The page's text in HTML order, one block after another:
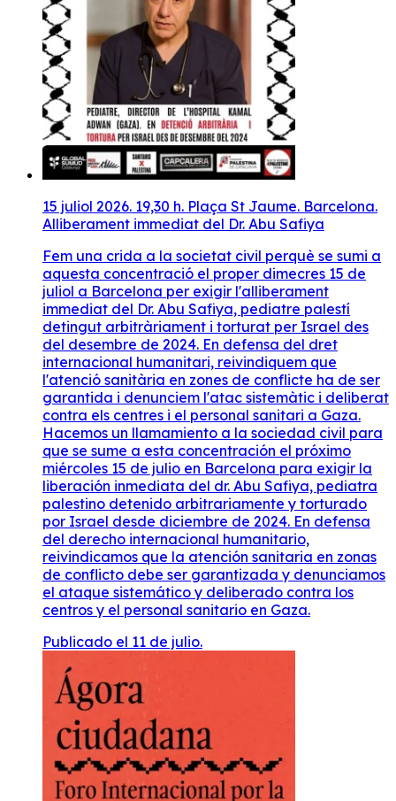
15 juliol 2026. 19,30 h. Plaça St Jaume. Barcelona.
Alliberament immediat del Dr. Abu Safiya
Fem una crida a la societat civil perquè se sumi a
aquesta concentració el proper dimecres 15 de
juliol a Barcelona per exigir l'alliberament
immediat del Dr. Abu Safiya, pediatre palestí
detingut arbitràriament i torturat per Israel des
del desembre de 2024. En defensa del dret
internacional humanitari, reivindiquem que
l'atenció sanitària en zones de conflicte ha de ser
garantida i denunciem l'atac sistemàtic i deliberat
contra els centres i el personal sanitari a Gaza.
Hacemos un llamamiento a la sociedad civil para
que se sume a esta concentración el próximo
miércoles 15 de julio en Barcelona para exigir la
liberación inmediata del dr. Abu Safiya, pediatra
palestino detenido arbitrariamente y torturado
por Israel desde diciembre de 2024. En defensa
del derecho internacional humanitario,
reivindicamos que la atención sanitaria en zonas
de conflicto debe ser garantizada y denunciamos
el ataque sistemático y deliberado contra los
centros y el personal sanitario en Gaza.
Publicado el 11 de julio.